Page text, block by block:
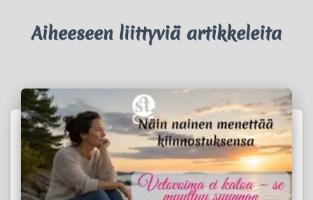
Aiheeseen liittyviä artikkeleita